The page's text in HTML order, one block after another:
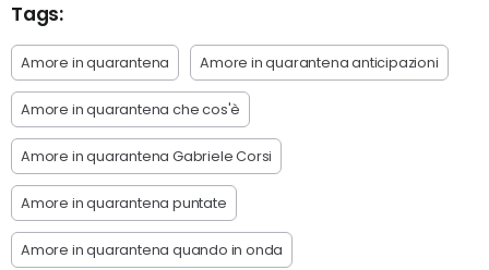
Tags:
Amore in quarantena Amore in quarantena anticipazioni
Amore in quarantena che cos'è
Amore in quarantena Gabriele Corsi
Amore in quarantena puntate
Amore in quarantena quando in onda